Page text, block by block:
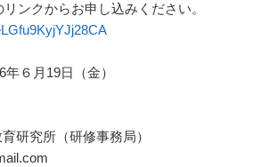
ンクからお申し込みください。
６月19日（金）
研究所（研修事務局）